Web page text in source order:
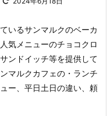
いるサンマルクのベーカ
人気メニューのチョコクロ
ンドイッチ等を提供して
マルクカフェの ・ランチ
ー、平日土日の違い、頼